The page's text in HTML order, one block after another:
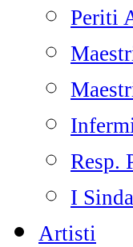
Periti
Resp.
I
Artisti